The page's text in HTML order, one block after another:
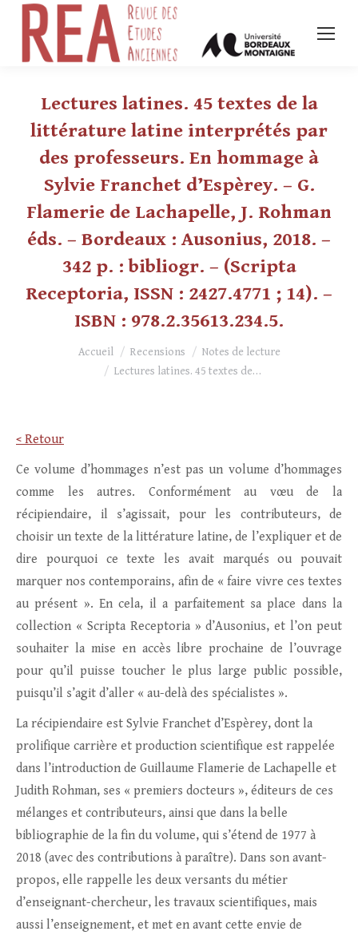
Lectures latines. 45 textes de la
littérature latine interprétés par
des professeurs. En hommage à
Sylvie Franchet d’Espèrey. – G.
Flamerie de Lachapelle, J. Rohman
éds. – Bordeaux : Ausonius, 2018. –
342 p. : bibliogr. – (Scripta
Receptoria, ISSN : 2427.4771 ; 14). –
ISBN : 978.2.35613.234.5.
Vous êtes ici :Accueil Recensions
Notes de lecture
Lectures latines. 45 textes de…
< Retour
Ce volume d’hommages n’est pas un volume d’hommages
comme les autres. Conformément au vœu de la
récipiendaire, il s’agissait, pour les contributeurs, de
choisir un texte de la littérature latine, de l’expliquer et de
dire pourquoi ce texte les avait marqués ou pouvait
marquer nos contemporains, afin de « faire vivre ces textes
au présent ». En cela, il a parfaitement sa place dans la
collection « Scripta Receptoria » d’Ausonius, et l’on peut
souhaiter la mise en accès libre prochaine de l’ouvrage
pour qu’il puisse toucher le plus large public possible,
puisqu’il s’agit d’aller « au-delà des spécialistes ».
La récipiendaire est Sylvie Franchet d’Espèrey, dont la
prolifique carrière et production scientifique est rappelée
dans l’introduction de Guillaume Flamerie de Lachapelle et
Judith Rohman, ses « premiers docteurs », éditeurs de ces
mélanges et contributeurs, ainsi que dans la belle
bibliographie de la fin du volume, qui s’étend de 1977 à
2018 (avec des contributions à paraître). Dans son avant-
propos, elle rappelle les deux versants du métier
d’enseignant-chercheur, les travaux scientifiques, mais
aussi l’enseignement, et met en avant cette envie de